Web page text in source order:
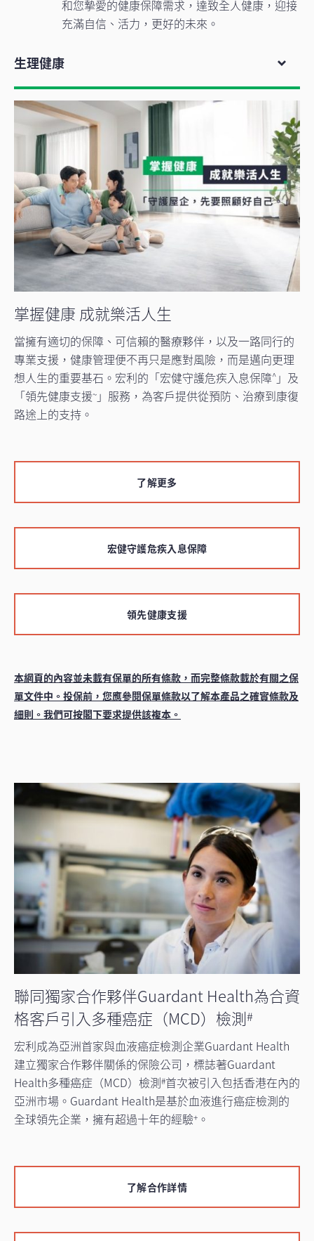
和您摯愛的健康保障需求，達致全人健康，迎接
充滿自信、活力，更好的未來。
生理健康​
掌握健康 成就樂活人生
當擁有適切的保障、可信賴的醫療夥伴，以及一路同行的
專業支援，健康管理便不再只是應對風險，而是邁向更理
想人生的重要基石。宏利的「宏健守護危疾入息保障^ 」及
「領先健康支援~ 」服務，為客戶提供從預防、治療到康復
路途上的支持。
了解更多
宏健守護危疾入息保障
領先健康支援
本網頁的內容並未載有保單的所有條款，而完整條款載於有關之保
單文件中。投保前，您應參閱保單條款以了解本產品之確實條款及
細則。我們可按閣下要求提供該複本。
聯同獨家合作夥伴Guardant Health為合資
格客戶引入多種癌症（MCD）檢測#
宏利成為亞洲首家與血液癌症檢測企業Guardant Health
建立獨家合作夥伴關係的保險公司，標誌著Guardant
Health多種癌症（MCD）檢測#首次被引入包括香港在內的
亞洲市場。Guardant Health是基於血液進行癌症檢測的
全球領先企業，擁有超過十年的經驗+ 。
了解合作詳情